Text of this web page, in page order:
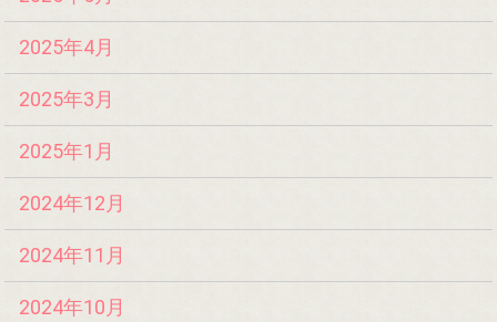
2025年4月
2025年3月
2025年1月
2024年12月
2024年11月
2024年10月